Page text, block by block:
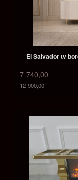
El Salvador tv
7 740,00
12 900,00